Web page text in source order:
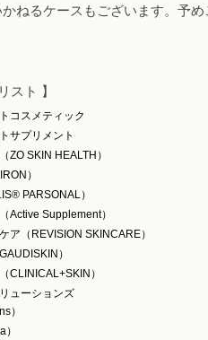
ねるケースもございます。予め
スト 】
コスメティック
サプリメント
ZO SKIN HEALTH）
）
PARSONAL）
Active Supplement）
ア（REVISION SKINCARE）
）
CLINICAL+SKIN）
ューションズ
）